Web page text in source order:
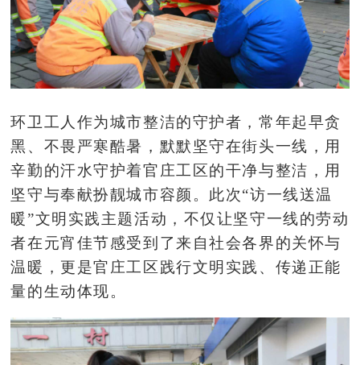
环卫工人作为城市整洁的守护者，常年起早贪
黑、不畏严寒酷暑，默默坚守在街头一线，用
辛勤的汗水守护着官庄工区的干净与整洁，用
坚守与奉献扮靓城市容颜。此次“访一线送温
暖”文明实践主题活动，不仅让坚守一线的劳动
者在元宵佳节感受到了来自社会各界的关怀与
温暖，更是官庄工区践行文明实践、传递正能
量的生动体现。